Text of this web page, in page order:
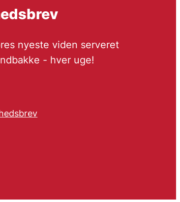
nyeste viden serveret
- hver uge!